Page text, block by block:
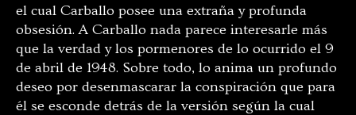
el cual Carballo posee una extraña y profunda
obsesión. A Carballo nada parece interesarle más
que la verdad y los pormenores de lo ocurrido el 9
de abril de 1948. Sobre todo, lo anima un profundo
deseo por desenmascarar la conspiración que para
él se esconde detrás de la versión según la cual